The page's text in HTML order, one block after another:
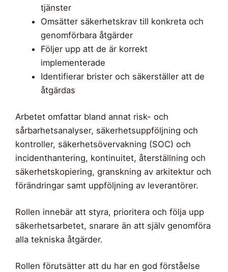
tjänster
Omsätter säkerhetskrav till konkreta och
genomförbara åtgärder
Följer upp att de är korrekt
implementerade
Identifierar brister och säkerställer att de
åtgärdas
Arbetet omfattar bland annat risk- och
sårbarhetsanalyser, säkerhetsuppföljning och
kontroller, säkerhetsövervakning (SOC) och
incidenthantering, kontinuitet, återställning och
säkerhetskopiering, granskning av arkitektur och
förändringar samt uppföljning av leverantörer.
Rollen innebär att styra, prioritera och följa upp
säkerhetsarbetet, snarare än att själv genomföra
alla tekniska åtgärder.
Rollen förutsätter att du har en god förståelse